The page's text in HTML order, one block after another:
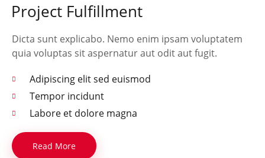
Project Fulfillment
Dicta sunt explicabo. Nemo enim ipsam voluptatem
quia voluptas sit aspernatur aut odit aut fugit.
Adipiscing elit sed euismod
Tempor incidunt
Labore et dolore magna
Read More